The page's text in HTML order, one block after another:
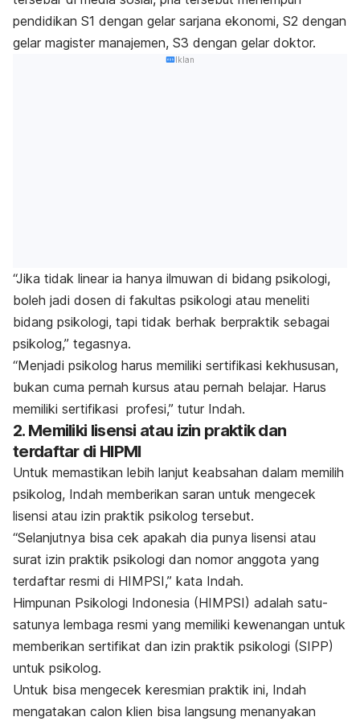
pendidikan S1 dengan gelar sarjana ekonomi, S2 dengan
gelar magister manajemen, S3 dengan gelar doktor.
Iklan
“Jika tidak linear ia hanya ilmuwan di bidang psikologi,
boleh jadi dosen di fakultas psikologi atau meneliti
bidang psikologi, tapi tidak berhak berpraktik sebagai
psikolog,” tegasnya.
“Menjadi psikolog harus memiliki sertifikasi kekhususan,
bukan cuma pernah kursus atau pernah belajar. Harus
memiliki sertifikasi profesi,” tutur Indah.
2. Memiliki lisensi atau izin praktik dan
terdaftar di HIPMI
Untuk memastikan lebih lanjut keabsahan dalam memilih
psikolog, Indah memberikan saran untuk mengecek
lisensi atau izin praktik psikolog tersebut.
“Selanjutnya bisa cek apakah dia punya lisensi atau
surat izin praktik psikologi dan nomor anggota yang
terdaftar resmi di HIMPSI,” kata Indah.
Himpunan Psikologi Indonesia (HIMPSI) adalah satu-
satunya lembaga resmi yang memiliki kewenangan untuk
memberikan sertifikat dan izin praktik psikologi (SIPP)
untuk psikolog.
Untuk bisa mengecek keresmian praktik ini, Indah
mengatakan calon klien bisa langsung menanyakan